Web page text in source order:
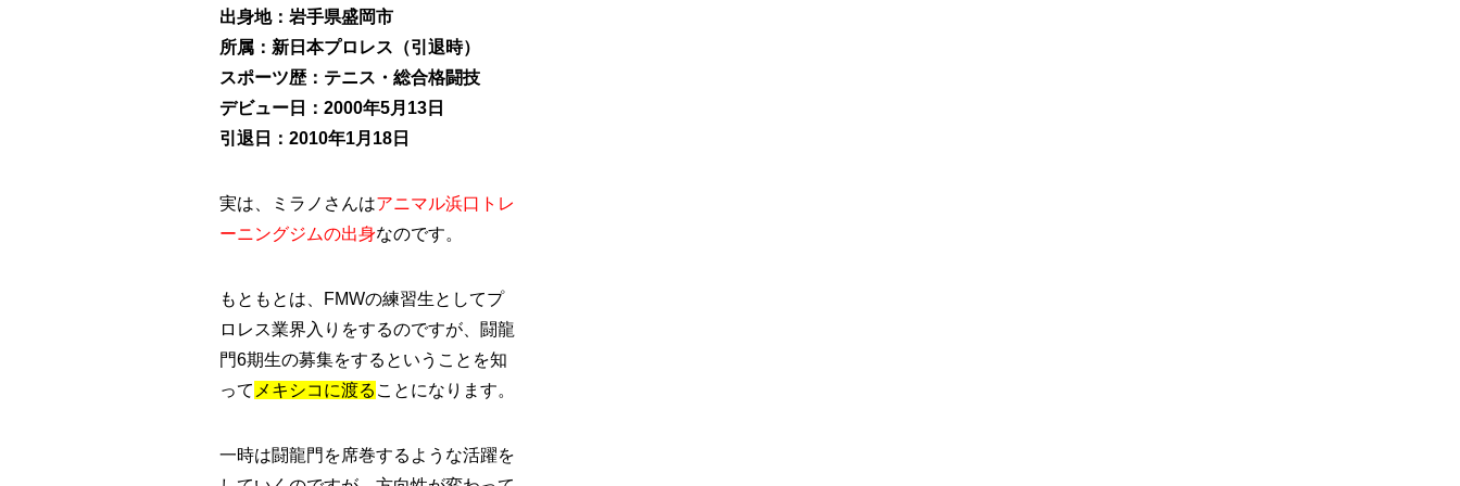
出身地：岩手県盛岡市
所属：新日本プロレス（引退時）
スポーツ歴：テニス・総合格闘技
デビュー日：2000年5月13日
引退日：2010年1月18日
実は、ミラノさんはアニマル浜口トレ
ーニングジムの出身なのです。
もともとは、
FMWの練習生としてプ
ロレス業界入りをするのですが、闘龍
門6期生の募集をするということを知
って メキシコに渡る ことになります。
一時は闘龍門を席巻するような活躍を